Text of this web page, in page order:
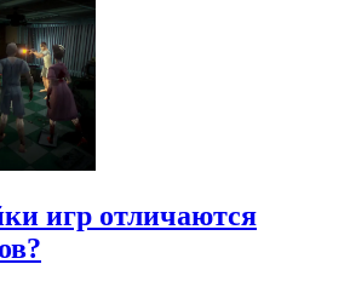
игр отличаются